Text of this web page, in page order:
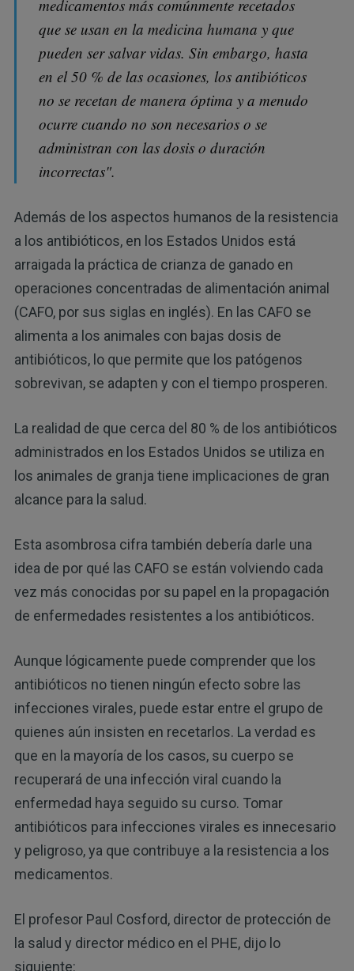
medicamentos más comúnmente recetados
que se usan en la medicina humana y que
pueden ser salvar vidas. Sin embargo, hasta
en el 50 % de las ocasiones, los antibióticos
no se recetan de manera óptima y a menudo
ocurre cuando no son necesarios o se
administran con las dosis o duración
incorrectas".
Además de los aspectos humanos de la resistencia
a los antibióticos, en los Estados Unidos está
arraigada la práctica de crianza de ganado en
operaciones concentradas de alimentación animal
(CAFO, por sus siglas en inglés). En las CAFO se
alimenta a los animales con bajas dosis de
antibióticos, lo que permite que los patógenos
sobrevivan, se adapten y con el tiempo prosperen.
La realidad de que cerca del 80 % de los antibióticos
administrados en los Estados Unidos se utiliza en
los animales de granja tiene implicaciones de gran
alcance para la salud.
Esta asombrosa cifra también debería darle una
idea de por qué las CAFO se están volviendo cada
vez más conocidas por su papel en la propagación
de enfermedades resistentes a los antibióticos.
Aunque lógicamente puede comprender que los
antibióticos no tienen ningún efecto sobre las
infecciones virales, puede estar entre el grupo de
quienes aún insisten en recetarlos. La verdad es
que en la mayoría de los casos, su cuerpo se
recuperará de una infección viral cuando la
enfermedad haya seguido su curso. Tomar
antibióticos para infecciones virales es innecesario
y peligroso, ya que contribuye a la resistencia a los
medicamentos.
El profesor Paul Cosford, director de protección de
la salud y director médico en el PHE, dijo lo
siguiente: